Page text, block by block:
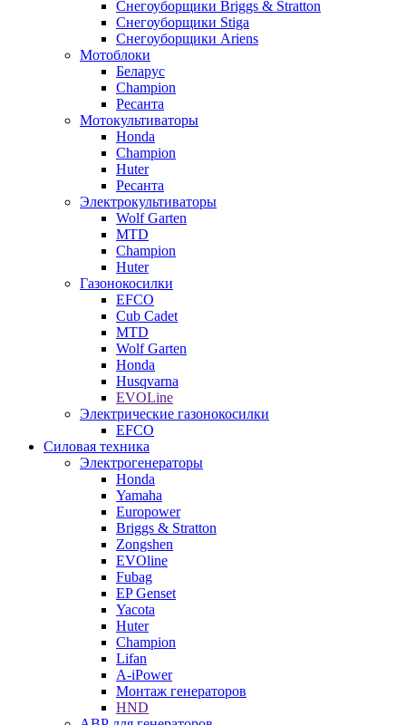
Снегоуборщики Briggs & Stratton
Снегоуборщики Stiga
Снегоуборщики Ariens
Мотоблоки
Беларус
Champion
Ресанта
Мотокультиваторы
Honda
Champion
Huter
Ресанта
Электрокультиваторы
Wolf Garten
MTD
Champion
Huter
Газонокосилки
EFCO
Cub Cadet
MTD
Wolf Garten
Honda
Husqvarna
EVOLine
Электрические газонокосилки
EFCO
Силовая техника
Электрогенераторы
Honda
Yamaha
Europower
Briggs & Stratton
Zongshen
EVOline
Fubag
EP Genset
Yacota
Huter
Champion
Lifan
A-iPower
Монтаж генераторов
HND